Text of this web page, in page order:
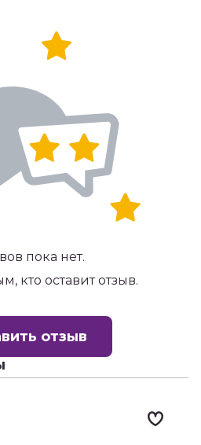
пока нет.
кто оставит отзыв.
отзыв